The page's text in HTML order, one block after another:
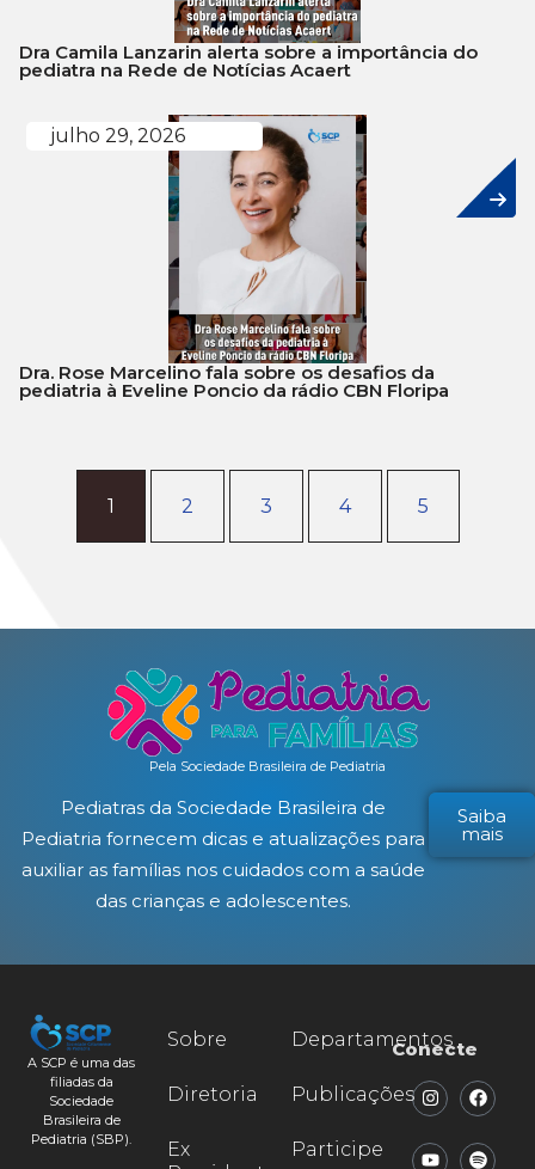
Dra Camila Lanzarin alerta sobre a importância do
pediatra na Rede de Notícias Acaert
julho 29, 2026
Dra. Rose Marcelino fala sobre os desafios da
pediatria à Eveline Poncio da rádio CBN Floripa
1 2 3 4 5
Pela Sociedade Brasileira de Pediatria
Pediatras da Sociedade Brasileira de
Pediatria fornecem dicas e atualizações para
auxiliar as famílias nos cuidados com a saúde
das crianças e adolescentes.
Saiba
mais
A SCP é uma das
filiadas da
Sociedade
Brasileira de
Pediatria (SBP).
Sobre
Diretoria
Ex
Departamentos
Publicações
Participe
Conecte